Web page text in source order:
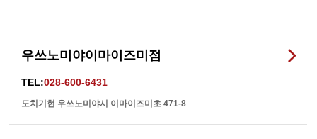
우쓰노미야이마이즈미점
TEL:028-600-6431
도치기현 우쓰노미야시 이마이즈미초 471-8